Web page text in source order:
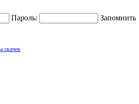
Пароль: Запомнить
скачек